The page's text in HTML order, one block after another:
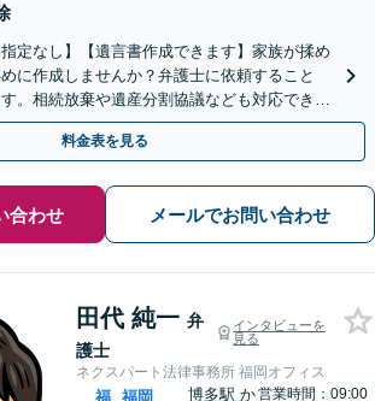
指定なし】【遺言書作成できます】家族が揉め
に作成しませんか？弁護士に依頼すること
。相続放棄や遺産分割協議なども対応できま
日祝・夜間早朝も対応】
料金表を見る
合わせ メールでお問い合わせ
田代 純一 弁
護士
インタビューを
見る
ネクスパート法律事務所 福岡オフィス
福
福岡
博多駅 か営業時間：09:00